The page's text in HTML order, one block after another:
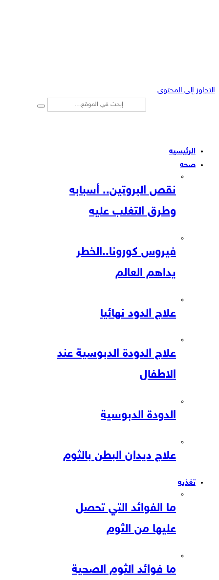
التجاوز إلى المحتوى
الرئيسيه
صحه
نقص البروتين.. أسبابه
وطرق التغلب عليه
فيروس كورونا..الخطر
يداهم العالم
علاج الدود نهائيا
علاج الدودة الدبوسية عند
الاطفال
الدودة الدبوسية
علاج ديدان البطن بالثوم
تغذيه
ما الفوائد التي تحصل
عليها من الثوم
ما فوائد الثوم الصحية